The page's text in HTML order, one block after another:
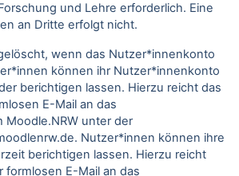
und Lehre erforderlich. Eine
an Dritte erfolgt nicht.
wenn das Nutzer*innenkonto
können ihr Nutzer*innenkonto
berichtigen lassen. Hierzu reicht das
E-Mail an das
Moodle.NRW unter der
Nutzer*innen können ihre
berichtigen lassen. Hierzu reicht
formlosen E-Mail an das